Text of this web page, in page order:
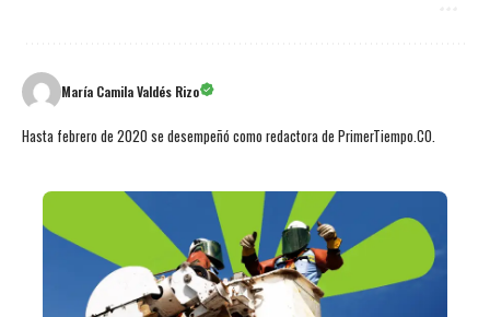
María Camila Valdés Rizo
Hasta febrero de 2020 se desempeñó como redactora de PrimerTiempo.CO.